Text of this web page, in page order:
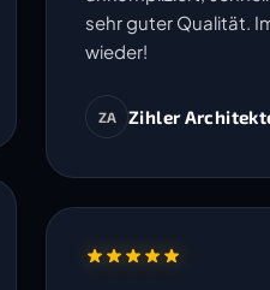
sehr guter Qualität.
wieder!
ZA Zihler